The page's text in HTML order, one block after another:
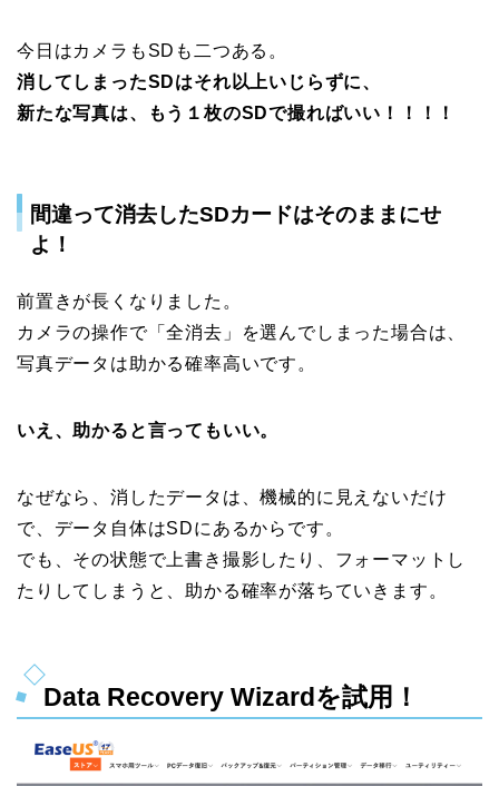
今日はカメラもSDも二つある。
消してしまったSDはそれ以上いじらずに、
新たな写真は、もう１枚のSDで撮ればいい！！！！
間違って消去したSDカードはそのままにせ
よ！
前置きが長くなりました。
カメラの操作で「全消去」を選んでしまった場合は、
写真データは助かる確率高いです。
いえ、助かると言ってもいい。
なぜなら、消したデータは、機械的に見えないだけ
で、データ自体はSDにあるからです。
でも、その状態で上書き撮影したり、フォーマットし
たりしてしまうと、助かる確率が落ちていきます。
Data Recovery Wizardを試用！